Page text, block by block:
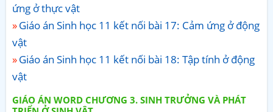
ứng ở thực vật
Giáo án Sinh học 11 kết nối bài 17: Cảm ứng ở động
vật
Giáo án Sinh học 11 kết nối bài 18: Tập tính ở động
vật
GIÁO ÁN WORD CHƯƠNG 3. SINH TRƯỞNG VÀ PHÁT